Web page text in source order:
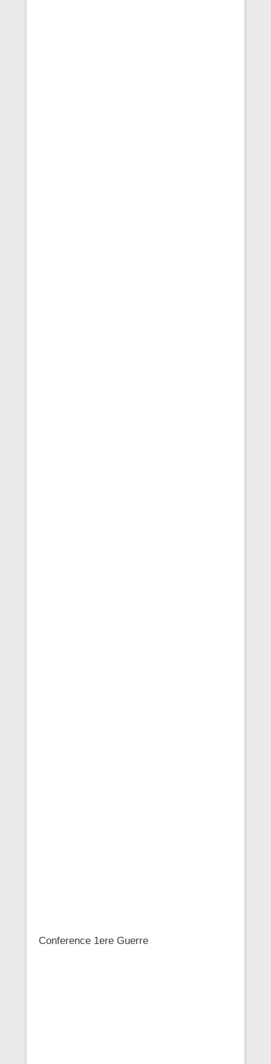
Conference 1ere Guerre